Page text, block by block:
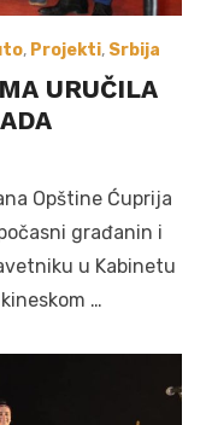
, Projekti, Srbija
URUČILA
Opštine Ćuprija
građanin i
u Kabinetu
…